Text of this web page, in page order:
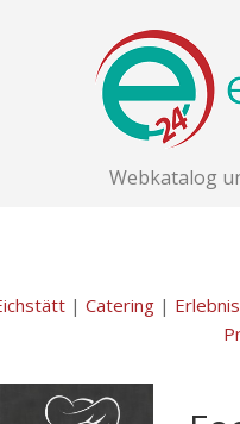
Webkatalog
| Catering |